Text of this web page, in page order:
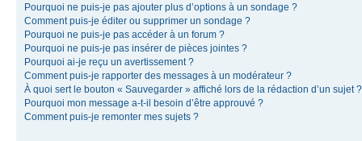
Pourquoi ne puis-je pas ajouter plus d’options à un sondage ?
Comment puis-je éditer ou supprimer un sondage ?
Pourquoi ne puis-je pas accéder à un forum ?
Pourquoi ne puis-je pas insérer de pièces jointes ?
Pourquoi ai-je reçu un avertissement ?
Comment puis-je rapporter des messages à un modérateur ?
À quoi sert le bouton « Sauvegarder » affiché lors de la rédaction d’un sujet ?
Pourquoi mon message a-t-il besoin d’être approuvé ?
Comment puis-je remonter mes sujets ?